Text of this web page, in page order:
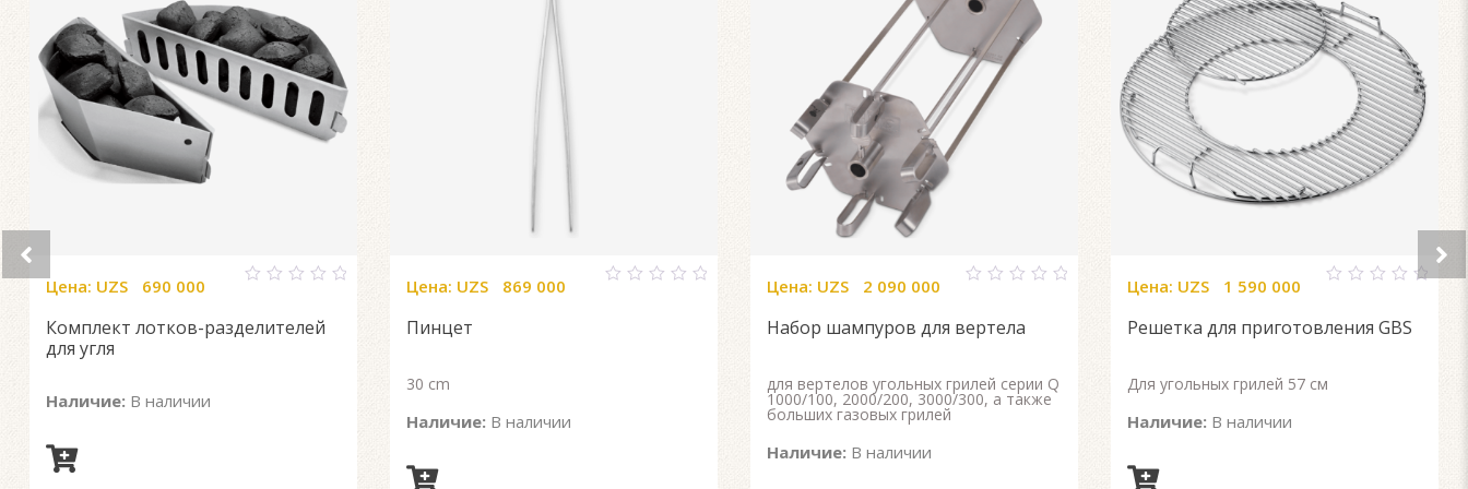
of
Цена: UZS 690 000
Комплект лотков-разделителей
для угля
Наличие: В наличии
Цена: UZS 869 000
Пинцет
30 cm
Наличие: В наличии
of
5
Цена: UZS 2 090 000
Набор шампуров для вертела
для вертелов угольных грилей серии Q
1000/100, 2000/200, 3000/300, а также
больших газовых грилей
Наличие: В наличии
of
Цена: UZS 1 590 000
Решетка для приготовления GBS
Для угольных грилей 57 см
Наличие: В наличии